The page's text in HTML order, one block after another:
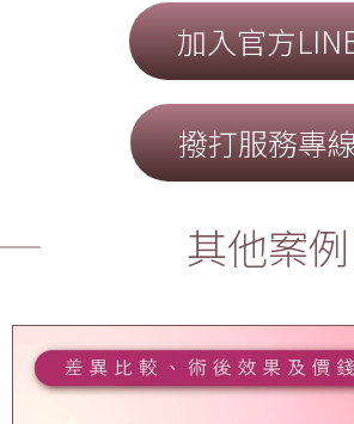
加入官方
撥打服務專
其他案例